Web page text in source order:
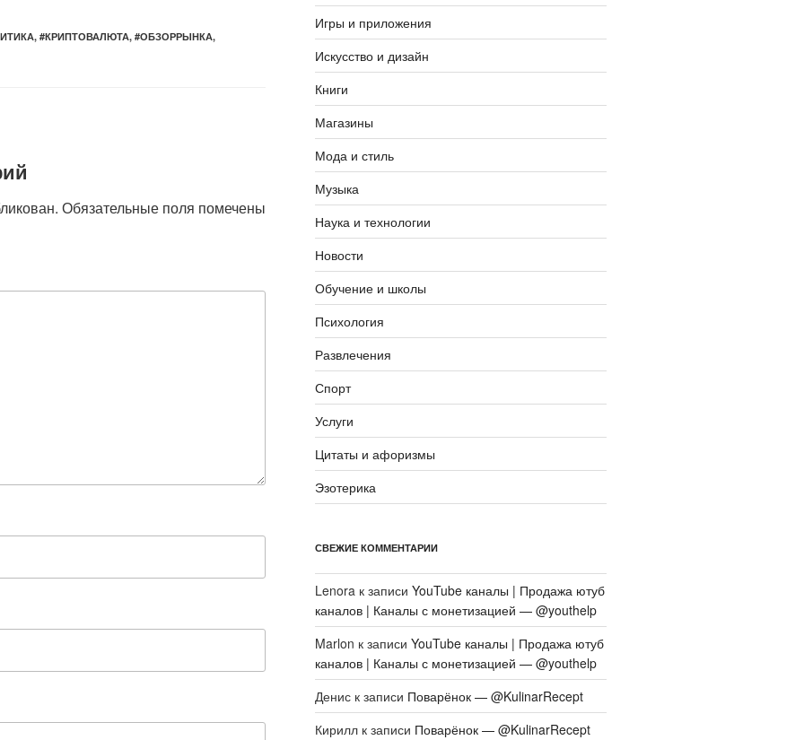
, #КРИПТОВАЛЮТА, #ОБЗОРРЫНКА,
Обязательные поля помечены
Игры и приложения
Искусство и дизайн
Книги
Магазины
Мода и стиль
Музыка
Наука и технологии
Новости
Обучение и школы
Психология
Развлечения
Спорт
Услуги
Цитаты и афоризмы
Эзотерика
СВЕЖИЕ КОММЕНТАРИИ
Lenoraк записи YouTube каналы | Продажа ютуб
каналов | Каналы с монетизацией — @youthelp
Marlon к записи YouTube каналы | Продажа ютуб
каналов | Каналы с монетизацией — @youthelp
Дениск записи Поварёнок — @KulinarRecept
Кириллк записи Поварёнок — @KulinarRecept